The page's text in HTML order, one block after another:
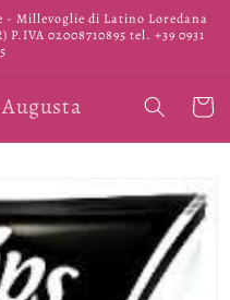
- Millevoglie di Latino Loredana
02008710895 tel. +39 0931